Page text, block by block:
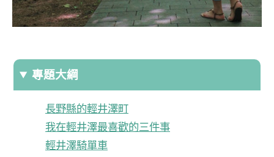
專題大綱
長野縣的輕井澤町
我在輕井澤最喜歡的三件事
輕井澤騎單車